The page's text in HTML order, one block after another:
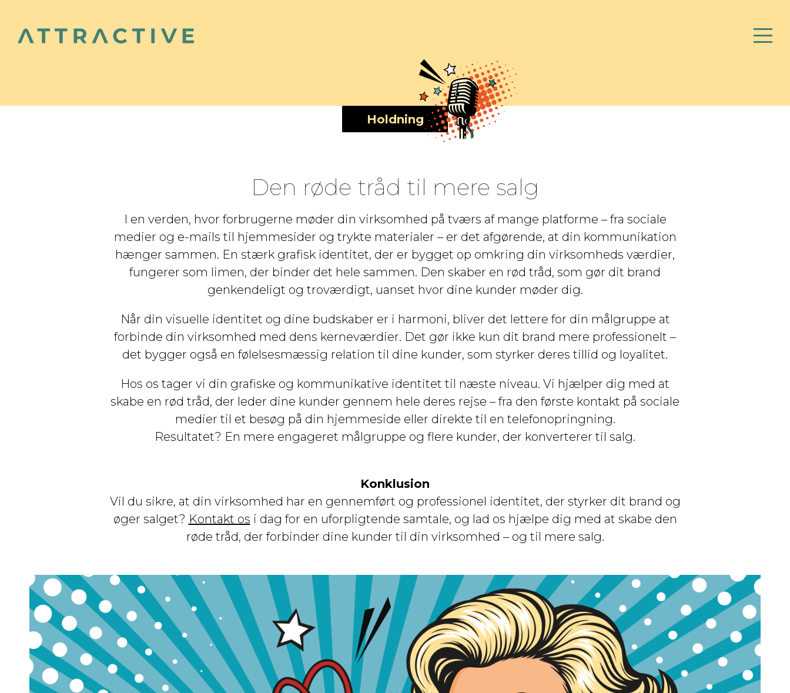
Holdning
Den røde tråd til mere salg
I en verden, hvor forbrugerne møder din virksomhed på tværs af mange platforme – fra sociale
medier og e-mails til hjemmesider og trykte materialer – er det afgørende, at din kommunikation
hænger sammen. En stærk grafisk identitet, der er bygget op omkring din virksomheds værdier,
fungerer som limen, der binder det hele sammen. Den skaber en rød tråd, som gør dit brand
genkendeligt og troværdigt, uanset hvor dine kunder møder dig.
Når din visuelle identitet og dine budskaber er i harmoni, bliver det lettere for din målgruppe at
forbinde din virksomhed med dens kerneværdier. Det gør ikke kun dit brand mere professionelt –
det bygger også en følelsesmæssig relation til dine kunder, som styrker deres tillid og loyalitet.
Hos os tager vi din grafiske og kommunikative identitet til næste niveau. Vi hjælper dig med at
skabe en rød tråd, der leder dine kunder gennem hele deres rejse – fra den første kontakt på sociale
medier til et besøg på din hjemmeside eller direkte til en telefonopringning.
Resultatet? En mere engageret målgruppe og flere kunder, der konverterer til salg.
Konklusion
Vil du sikre, at din virksomhed har en gennemført og professionel identitet, der styrker dit brand og
øger salget? Kontakt os i dag for en uforpligtende samtale, og lad os hjælpe dig med at skabe den
røde tråd, der forbinder dine kunder til din virksomhed – og til mere salg.